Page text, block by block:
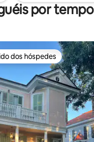
por
preferidos dos
dos hóspedes